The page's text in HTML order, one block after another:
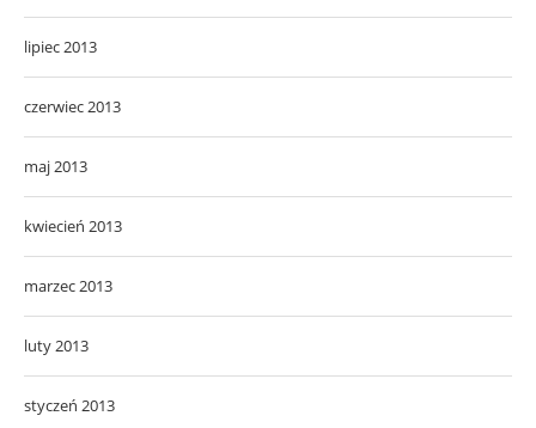
lipiec 2013
czerwiec 2013
maj 2013
kwiecień 2013
marzec 2013
luty 2013
styczeń 2013